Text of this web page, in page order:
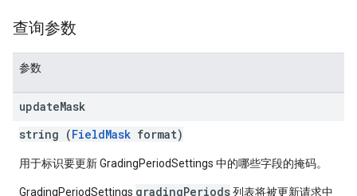
查询参数
参数
updateMask
string (FieldMask format)
用于标识要更新 GradingPeriodSettings 中的哪些字段的掩码。
GradingPeriodSettings gradingPeriods列表将被更新请求中